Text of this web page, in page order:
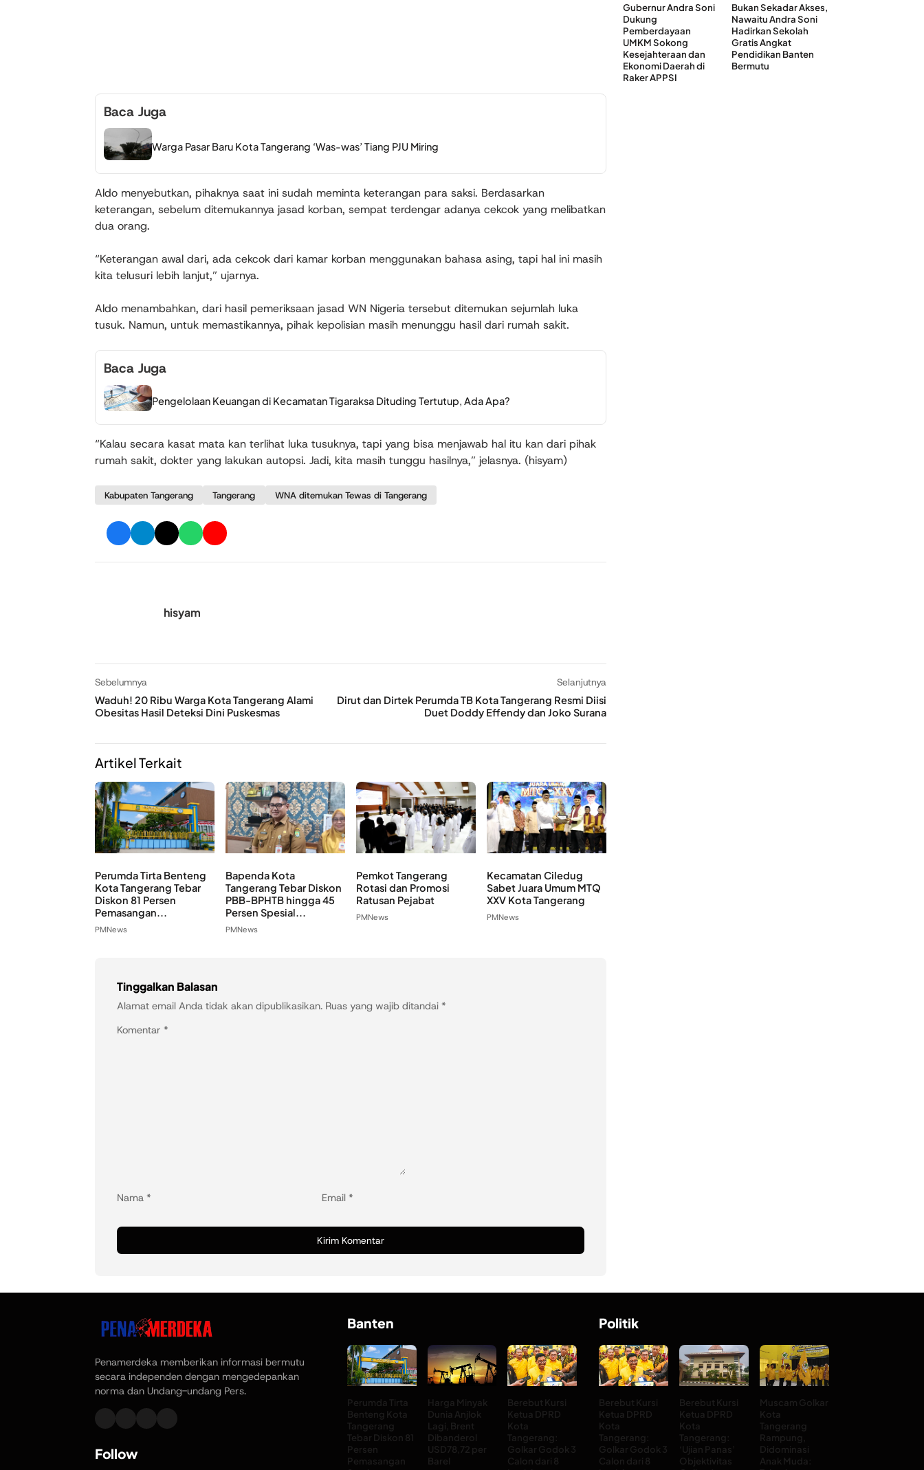
Baca Juga
Warga Pasar Baru Kota Tangerang ‘Was-was’ Tiang PJU Miring
Aldo menyebutkan, pihaknya saat ini sudah meminta keterangan para saksi. Berdasarkan
keterangan, sebelum ditemukannya jasad korban, sempat terdengar adanya cekcok yang melibatkan
dua orang.
“Keterangan awal dari, ada cekcok dari kamar korban menggunakan bahasa asing, tapi hal ini masih
kita telusuri lebih lanjut,” ujarnya.
Aldo menambahkan, dari hasil pemeriksaan jasad WN Nigeria tersebut ditemukan sejumlah luka
tusuk. Namun, untuk memastikannya, pihak kepolisian masih menunggu hasil dari rumah sakit.
Baca Juga
Pengelolaan Keuangan di Kecamatan Tigaraksa Dituding Tertutup, Ada Apa?
“Kalau secara kasat mata kan terlihat luka tusuknya, tapi yang bisa menjawab hal itu kan dari pihak
rumah sakit, dokter yang lakukan autopsi. Jadi, kita masih tunggu hasilnya,” jelasnya. (hisyam)
Kabupaten Tangerang Tangerang WNA ditemukan Tewas di Tangerang
hisyam
Sebelumnya
Waduh! 20 Ribu Warga Kota Tangerang Alami
Obesitas Hasil Deteksi Dini Puskesmas
Selanjutnya
Dirut dan Dirtek Perumda TB Kota Tangerang Resmi Diisi
Duet Doddy Effendy dan Joko Surana
Artikel Terkait
Perumda Tirta Benteng
Kota Tangerang Tebar
Diskon 81 Persen
Pemasangan...
PMNews
Bapenda Kota
Tangerang Tebar Diskon
PBB-BPHTB hingga 45
Persen Spesial...
PMNews
Pemkot Tangerang
Rotasi dan Promosi
Ratusan Pejabat
PMNews
Kecamatan Ciledug
Sabet Juara Umum MTQ
XXV Kota Tangerang
PMNews
Tinggalkan Balasan
Alamat email Anda tidak akan dipublikasikan. Ruas yang wajib ditandai *
Komentar *
Nama * Email *
Gubernur Andra Soni
Dukung
Pemberdayaan
UMKM Sokong
Kesejahteraan dan
Ekonomi Daerah di
Raker APPSI
Bukan Sekadar Akses,
Nawaitu Andra Soni
Hadirkan Sekolah
Gratis Angkat
Pendidikan Banten
Bermutu
Penamerdeka memberikan informasi bermutu
secara independen dengan mengedepankan
norma dan Undang-undang Pers.
Follow
Banten
Perumda Tirta
Benteng Kota
Tangerang
Tebar Diskon 81
Persen
Pemasangan
Harga Minyak
Dunia Anjlok
Lagi, Brent
Dibanderol
USD78,72 per
Barel
Berebut Kursi
Ketua DPRD
Kota
Tangerang:
Golkar Godok 3
Calon dari 8
Politik
Berebut Kursi
Ketua DPRD
Kota
Tangerang:
Golkar Godok 3
Calon dari 8
Berebut Kursi
Ketua DPRD
Kota
Tangerang:
‘Ujian Panas’
Objektivitas
Muscam Golkar
Kota
Tangerang
Rampung,
Didominasi
Anak Muda: